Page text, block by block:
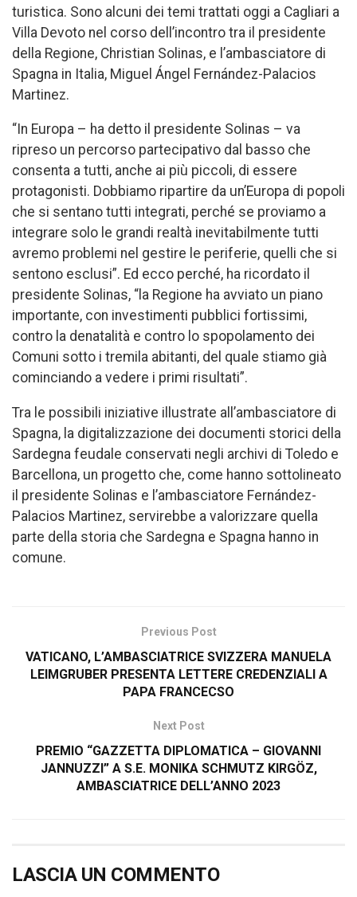
turistica. Sono alcuni dei temi trattati oggi a Cagliari a
Villa Devoto nel corso dell’incontro tra il presidente
della Regione, Christian Solinas, e l’ambasciatore di
Spagna in Italia, Miguel Ángel Fernández-Palacios
Martinez.
“In Europa – ha detto il presidente Solinas – va
ripreso un percorso partecipativo dal basso che
consenta a tutti, anche ai più piccoli, di essere
protagonisti. Dobbiamo ripartire da un’Europa di popoli
che si sentano tutti integrati, perché se proviamo a
integrare solo le grandi realtà inevitabilmente tutti
avremo problemi nel gestire le periferie, quelli che si
sentono esclusi”. Ed ecco perché, ha ricordato il
presidente Solinas, “la Regione ha avviato un piano
importante, con investimenti pubblici fortissimi,
contro la denatalità e contro lo spopolamento dei
Comuni sotto i tremila abitanti, del quale stiamo già
cominciando a vedere i primi risultati”.
Tra le possibili iniziative illustrate all’ambasciatore di
Spagna, la digitalizzazione dei documenti storici della
Sardegna feudale conservati negli archivi di Toledo e
Barcellona, un progetto che, come hanno sottolineato
il presidente Solinas e l’ambasciatore Fernández-
Palacios Martinez, servirebbe a valorizzare quella
parte della storia che Sardegna e Spagna hanno in
comune.
Previous Post
VATICANO, L’AMBASCIATRICE SVIZZERA MANUELA
LEIMGRUBER PRESENTA LETTERE CREDENZIALI A
PAPA FRANCECSO
Next Post
PREMIO “GAZZETTA DIPLOMATICA – GIOVANNI
JANNUZZI” A S.E. MONIKA SCHMUTZ KIRGÖZ,
AMBASCIATRICE DELL’ANNO 2023
LASCIA UN COMMENTO